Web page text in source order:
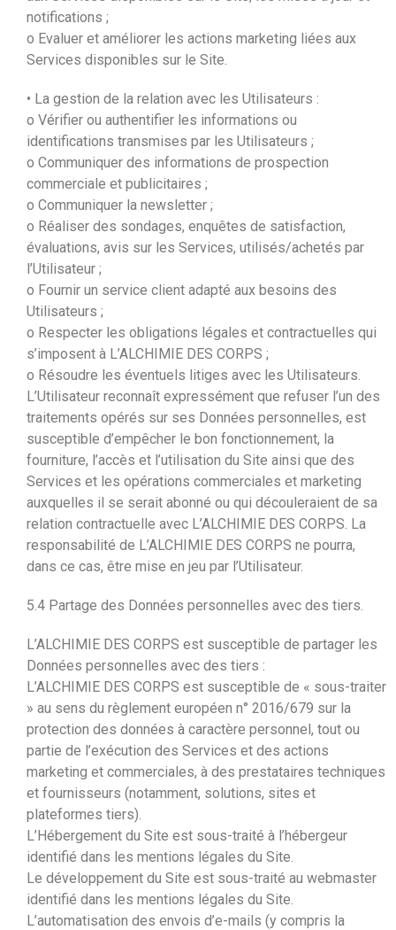
notifications ;
o Evaluer et améliorer les actions marketing liées aux
Services disponibles sur le Site.
• La gestion de la relation avec les Utilisateurs :
o Vérifier ou authentifier les informations ou
identifications transmises par les Utilisateurs ;
o Communiquer des informations de prospection
commerciale et publicitaires ;
o Communiquer la newsletter ;
o Réaliser des sondages, enquêtes de satisfaction,
évaluations, avis sur les Services, utilisés/achetés par
l’Utilisateur ;
o Fournir un service client adapté aux besoins des
Utilisateurs ;
o Respecter les obligations légales et contractuelles qui
s’imposent à L’ALCHIMIE DES CORPS ;
o Résoudre les éventuels litiges avec les Utilisateurs.
L’Utilisateur reconnaît expressément que refuser l’un des
traitements opérés sur ses Données personnelles, est
susceptible d’empêcher le bon fonctionnement, la
fourniture, l’accès et l’utilisation du Site ainsi que des
Services et les opérations commerciales et marketing
auxquelles il se serait abonné ou qui découleraient de sa
relation contractuelle avec L’ALCHIMIE DES CORPS. La
responsabilité de L’ALCHIMIE DES CORPS ne pourra,
dans ce cas, être mise en jeu par l’Utilisateur.
5.4 Partage des Données personnelles avec des tiers.
L’ALCHIMIE DES CORPS est susceptible de partager les
Données personnelles avec des tiers :
L’ALCHIMIE DES CORPS est susceptible de « sous-traiter
» au sens du règlement européen n° 2016/679 sur la
protection des données à caractère personnel, tout ou
partie de l’exécution des Services et des actions
marketing et commerciales, à des prestataires techniques
et fournisseurs (notamment, solutions, sites et
plateformes tiers).
L’Hébergement du Site est sous-traité à l’hébergeur
identifié dans les mentions légales du Site.
Le développement du Site est sous-traité au webmaster
identifié dans les mentions légales du Site.
L’automatisation des envois d’e-mails (y compris la